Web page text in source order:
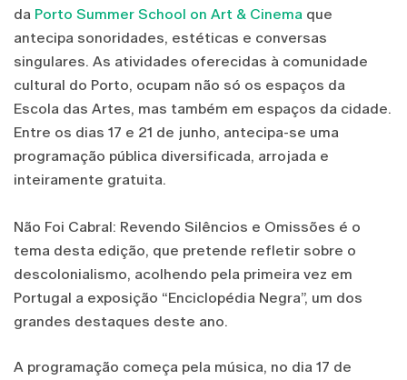
da Porto Summer School on Art & Cinema que
antecipa sonoridades, estéticas e conversas
singulares. As atividades oferecidas à comunidade
cultural do Porto, ocupam não só os espaços da
Escola das Artes, mas também em espaços da cidade.
Entre os dias 17 e 21 de junho, antecipa-se uma
programação pública diversificada, arrojada e
inteiramente gratuita.
Não Foi Cabral: Revendo Silêncios e Omissões é o
tema desta edição, que pretende refletir sobre o
descolonialismo, acolhendo pela primeira vez em
Portugal a exposição “Enciclopédia Negra”, um dos
grandes destaques deste ano.
A programação começa pela música, no dia 17 de